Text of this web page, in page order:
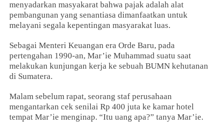
menyadarkan masyakarat bahwa pajak adalah alat
pembangunan yang senantiasa dimanfaatkan untuk
melayani segala kepentingan masyarakat luas.
Sebagai Menteri Keuangan era Orde Baru, pada
pertengahan 1990-an, Mar’ie Muhammad suatu saat
melakukan kunjungan kerja ke sebuah BUMN kehutanan
di Sumatera.
Malam sebelum rapat, seorang staf perusahaan
mengantarkan cek senilai Rp 400 juta ke kamar hotel
tempat Mar’ie menginap. “Itu uang apa?” tanya Mar’ie.